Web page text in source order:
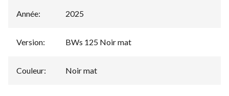
Année: 2025
Version: BWs 125 Noir mat
Couleur: Noir mat